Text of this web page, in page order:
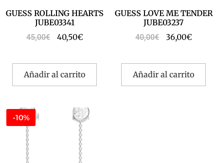
GUESS ROLLING HEARTS
JUBE03341
45,00€ 40,50€
Añadir al carrito
GUESS LOVE ME TENDER
JUBE03237
40,00€ 36,00€
Añadir al carrito
-10%